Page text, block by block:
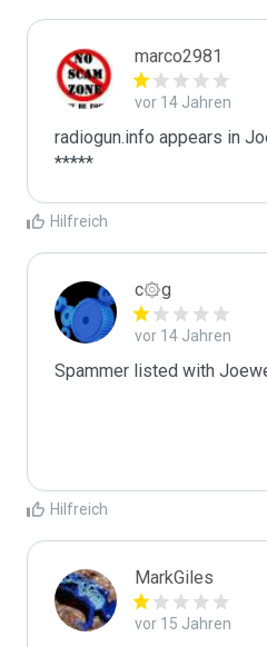
marco2981
vor 14 Jahren
radiogun.info appears in
*****
Hilfreich
c۞g
vor 14 Jahren
Spammer listed with
Hilfreich
MarkGiles
vor 15 Jahren